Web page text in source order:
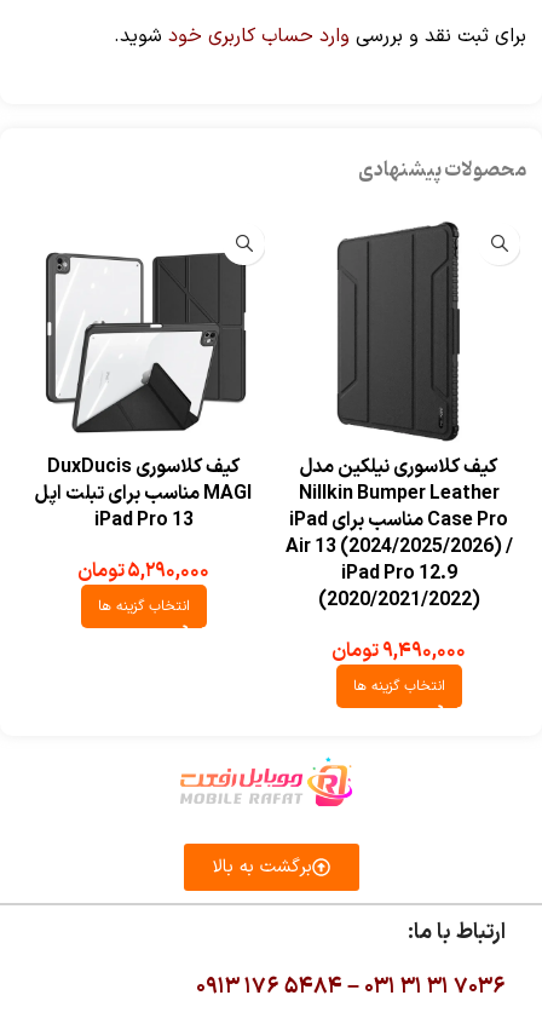
برای ثبت نقد و بررسی وارد حساب کاربری خود شوید.
محصولات پیشنهادی
کیف کلاسوری نیلکین مدل
Nillkin Bumper Leather
Case Pro مناسب برای iPad
Air 13 (2024/2025/2026) /
iPad Pro 12.9
(2020/2021/2022)
۹,۴۹۰,۰۰۰تومان
انتخاب گزینه ها
کیف کلاسوری DuxDucis
MAGI مناسب برای تبلت اپل
iPad Pro 13
۵,۲۹۰,۰۰۰تومان
انتخاب گزینه ها
برگشت به بالا
ارتباط با ما:
۰۹۱۳ ۱۷۶ ۵۴۸۴ –۰۳۱ ۳۱ ۳۱ ۷۰۳۶